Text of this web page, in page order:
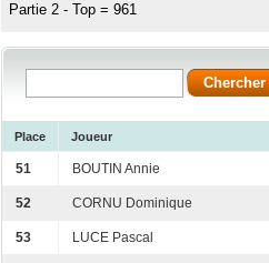
Partie 2 - Top = 961
Place Joueur
51 BOUTIN Annie
52 CORNU Dominique
53 LUCE Pascal